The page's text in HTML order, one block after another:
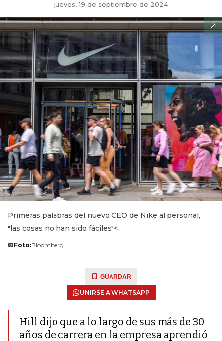
jueves, 19 de septiembre de 2024
Primeras palabras del nuevo CEO de Nike al personal,
"las cosas no han sido fáciles"<
Foto:Bloomberg
GUARDAR
UNIRSE A WHATSAPP
Hill dijo que a lo largo de sus más de 30
años de carrera en la empresa aprendió